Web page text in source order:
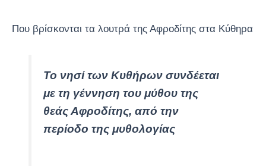
Που βρίσκονται τα λουτρά της Αφροδίτης στα Κύθηρα
Το νησί των Κυθήρων συνδέεται
με τη γέννηση του μύθου της
θεάς Αφροδίτης, από την
περίοδο της μυθολογίας